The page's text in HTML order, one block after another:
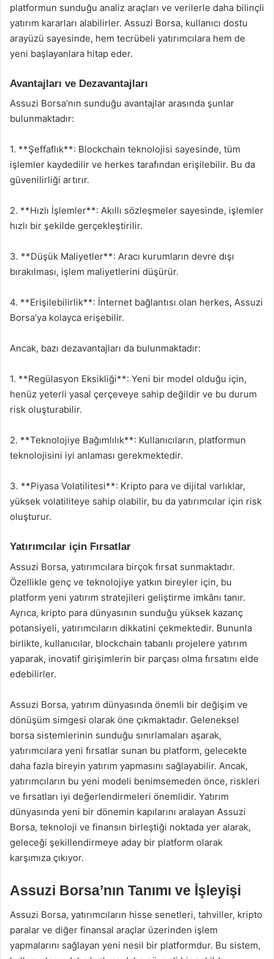
platformun sunduğu analiz araçları ve verilerle daha bilinçli
yatırım kararları alabilirler. Assuzi Borsa, kullanıcı dostu
arayüzü sayesinde, hem tecrübeli yatırımcılara hem de
yeni başlayanlara hitap eder.
Avantajları ve Dezavantajları
Assuzi Borsa’nın sunduğu avantajlar arasında şunlar
bulunmaktadır:
1. **Şeffaflık**: Blockchain teknolojisi sayesinde, tüm
işlemler kaydedilir ve herkes tarafından erişilebilir. Bu da
güvenilirliği artırır.
2. **Hızlı İşlemler**: Akıllı sözleşmeler sayesinde, işlemler
hızlı bir şekilde gerçekleştirilir.
3. **Düşük Maliyetler**: Aracı kurumların devre dışı
bırakılması, işlem maliyetlerini düşürür.
4. **Erişilebilirlik**: İnternet bağlantısı olan herkes, Assuzi
Borsa’ya kolayca erişebilir.
Ancak, bazı dezavantajları da bulunmaktadır:
1. **Regülasyon Eksikliği**: Yeni bir model olduğu için,
henüz yeterli yasal çerçeveye sahip değildir ve bu durum
risk oluşturabilir.
2. **Teknolojiye Bağımlılık**: Kullanıcıların, platformun
teknolojisini iyi anlaması gerekmektedir.
3. **Piyasa Volatilitesi**: Kripto para ve dijital varlıklar,
yüksek volatiliteye sahip olabilir, bu da yatırımcılar için risk
oluşturur.
Yatırımcılar için Fırsatlar
Assuzi Borsa, yatırımcılara birçok fırsat sunmaktadır.
Özellikle genç ve teknolojiye yatkın bireyler için, bu
platform yeni yatırım stratejileri geliştirme imkânı tanır.
Ayrıca, kripto para dünyasının sunduğu yüksek kazanç
potansiyeli, yatırımcıların dikkatini çekmektedir. Bununla
birlikte, kullanıcılar, blockchain tabanlı projelere yatırım
yaparak, inovatif girişimlerin bir parçası olma fırsatını elde
edebilirler.
Assuzi Borsa, yatırım dünyasında önemli bir değişim ve
dönüşüm simgesi olarak öne çıkmaktadır. Geleneksel
borsa sistemlerinin sunduğu sınırlamaları aşarak,
yatırımcılara yeni fırsatlar sunan bu platform, gelecekte
daha fazla bireyin yatırım yapmasını sağlayabilir. Ancak,
yatırımcıların bu yeni modeli benimsemeden önce, riskleri
ve fırsatları iyi değerlendirmeleri önemlidir. Yatırım
dünyasında yeni bir dönemin kapılarını aralayan Assuzi
Borsa, teknoloji ve finansın birleştiği noktada yer alarak,
geleceği şekillendirmeye aday bir platform olarak
karşımıza çıkıyor.
Assuzi Borsa’nın Tanımı ve İşleyişi
Assuzi Borsa, yatırımcıların hisse senetleri, tahviller, kripto
paralar ve diğer finansal araçlar üzerinden işlem
yapmalarını sağlayan yeni nesil bir platformdur. Bu sistem,